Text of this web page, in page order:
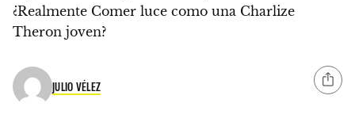
¿Realmente Comer luce como una Charlize
Theron joven?
JULIO VÉLEZ